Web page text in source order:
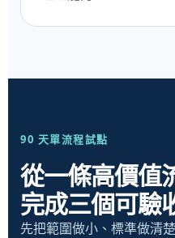
90 天單流程試點
從一條高價值
完成三個可驗
先把範圍做小、標準做清